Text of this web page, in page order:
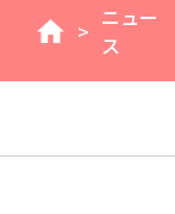
home
> ニュー
ス